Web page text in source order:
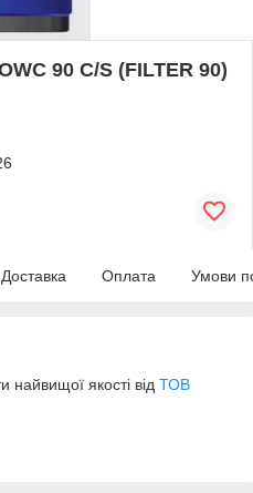
90 C/S (FILTER 90)
Доставка Оплата Умови
найвищої якості від ТОВ